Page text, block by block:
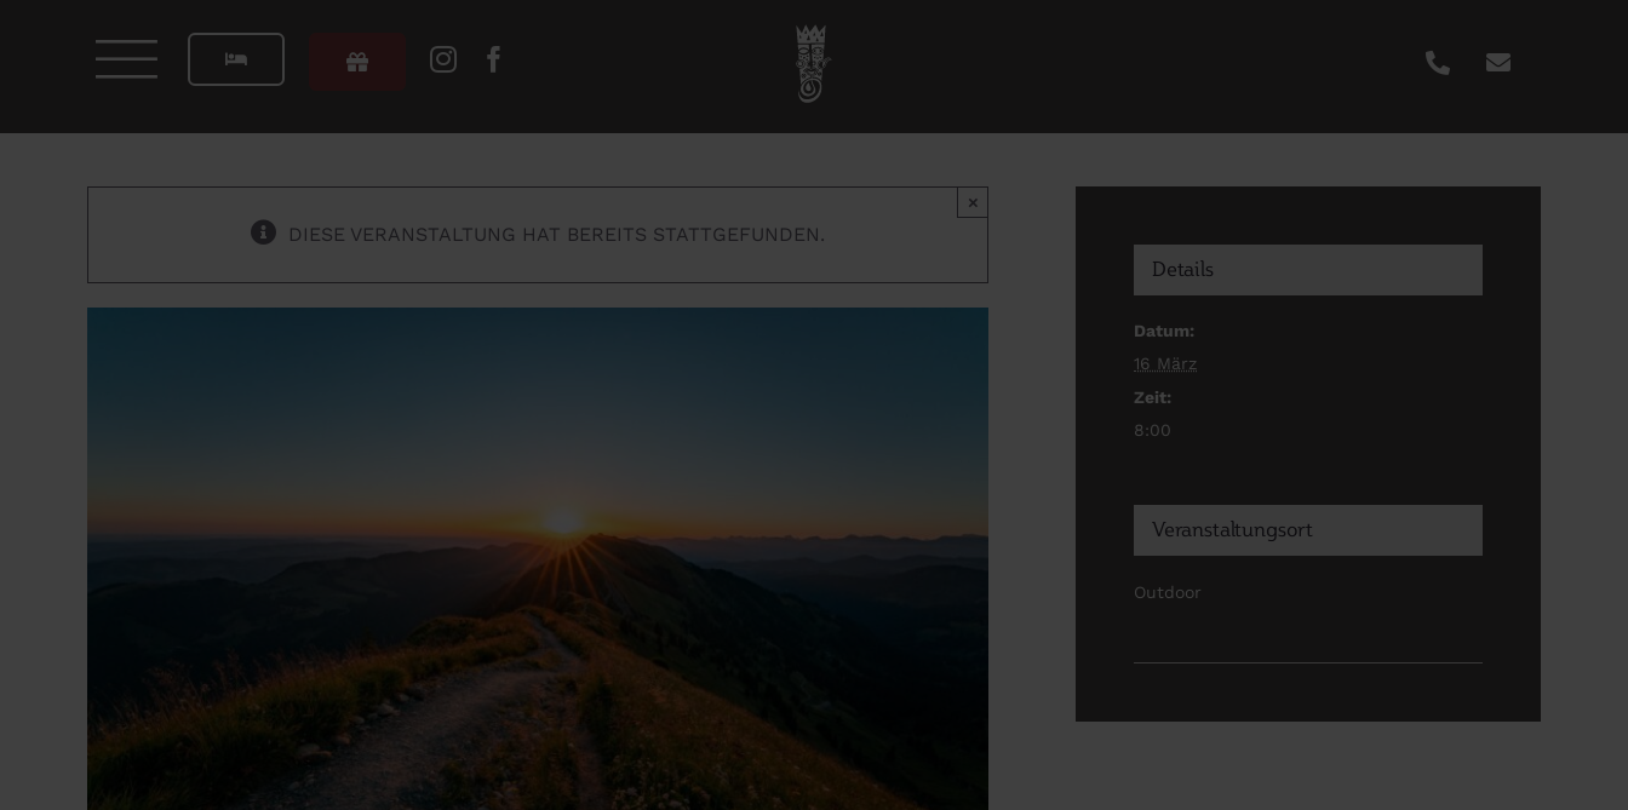
Veranstaltungen»
DIESE VERANSTALTUNG HAT BEREITS STATTGEFUNDEN.
×
Details
Datum:
16 März
Zeit:
8:00
Veranstaltungsort
Outdoor